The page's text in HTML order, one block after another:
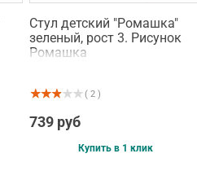
Стул детский "Ромашка"
зеленый, рост 3. Рисунок
Ромашка
( 2 )
739 руб
Купить в 1 клик